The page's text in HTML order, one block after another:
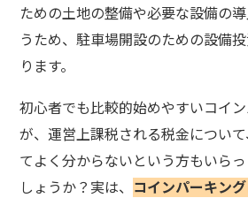
ための土地の整備や必要な設備の
うため、駐車場開設のための設備
ります。
初心者でも比較的始めやすいコイ
が、運営上課税される税金につい
てよく分からないという方もいら
しょうか？実は、 コインパーキン